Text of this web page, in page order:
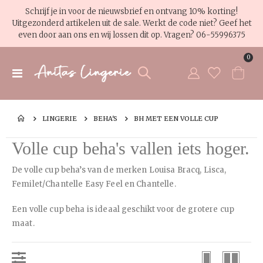
Schrijf je in voor de nieuwsbrief en ontvang 10% korting!
Uitgezonderd artikelen uit de sale. Werkt de code niet? Geef het
even door aan ons en wij lossen dit op. Vragen? 06-55996375
Toggle
Cart
0
LINGERIE BEHA'S BH MET EEN VOLLE CUP
Volle cup beha's vallen iets hoger.
De volle cup beha’s van de merken Louisa Bracq, Lisca,
Femilet/Chantelle Easy Feel en Chantelle.
Een volle cup beha is ideaal geschikt voor de grotere cup
maat.